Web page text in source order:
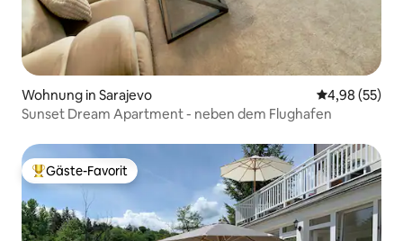
Wohnung in Sarajevo
4,98 (55)
Sunset Dream Apartment - neben dem Flughafen
Beliebter Gäste-Favorit.
Gäste-Favorit